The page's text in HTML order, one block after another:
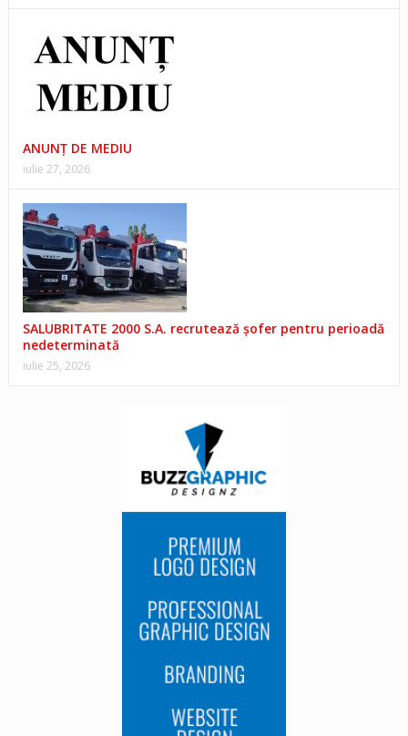
ANUNŢ DE MEDIU
iulie 27, 2026
SALUBRITATE 2000 S.A. recrutează șofer pentru perioadă
nedeterminată
iulie 25, 2026